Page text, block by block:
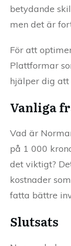
betydande
men det är
För att
Plattformar
hjälper dig att
Vanliga
Vad är
på 1 000
det viktigt?
kostnader
fatta bättre
Slutsats